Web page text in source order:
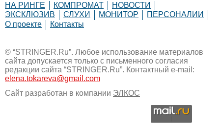
НА РИНГЕ КОМПРОМАТ
НОВОСТИ
ЭКСКЛЮЗИВ
СЛУХИ МОНИТОР
ПЕРСОНАЛИИ
О проекте
Контакты
© “STRINGER.Ru”. Любое использование материалов
сайта допускается только с письменного согласия
редакции сайта “STRINGER.Ru”. Контактный e-mail:
elena.tokareva@gmail.com
Сайт разработан в компании ЭЛКОС